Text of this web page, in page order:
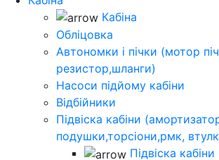
Кабіна
Обліцовка
Автономки і пічки (мотор
резистор,шланги)
Насоси підйому кабіни
Відбійники
Підвіска кабіни
подушки,торсіони,рмк,
Підвіска